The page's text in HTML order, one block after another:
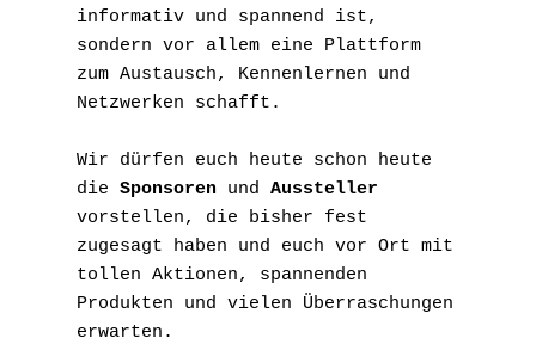
informativ und spannend ist,
sondern vor allem eine Plattform
zum Austausch, Kennenlernen und
Netzwerken schafft.
Wir dürfen euch heute schon heute
die Sponsoren und Aussteller
vorstellen, die bisher fest
zugesagt haben und euch vor Ort mit
tollen Aktionen, spannenden
Produkten und vielen Überraschungen
erwarten.